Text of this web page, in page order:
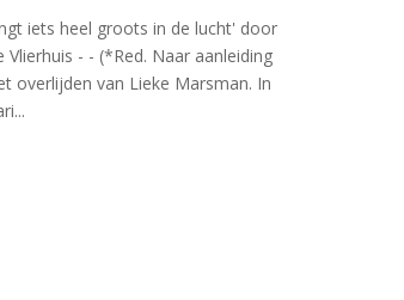
iets heel groots in de lucht' door
Vlierhuis - - (*Red. Naar aanleiding
overlijden van Lieke Marsman. In